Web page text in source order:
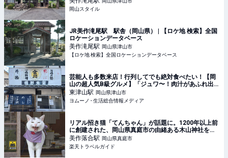
岡山スタイル
JR美作滝尾駅 駅舎（岡山県） | 【ロケ地 検索】全国
ロケーションデータベース
美作滝尾駅 岡山県津山市
【ロケ地 検索】全国ロケーションデータベース
芸能人も多数来店！行列してでも絶対食べたい！【岡
山の超人気B級グルメ】「ジュワ〜！肉汁があふれ出
す…」「濃厚な味」ハマる人続出 | ヨムーノ
東津山駅 岡山県津山市
ヨムーノ - 生活総合情報メディア
リアル招き猫「てんちゃん」が話題に。1200年以上前
に創建された、岡山県真庭市の由緒ある木山神社をご
紹介 【楽天トラベル】
美作落合駅 岡山県真庭市
楽天トラベルガイド